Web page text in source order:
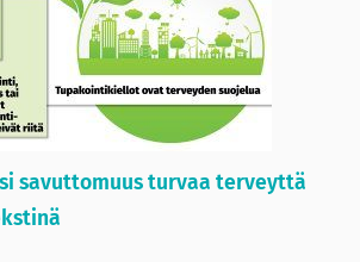
savuttomuus turvaa terveyttä